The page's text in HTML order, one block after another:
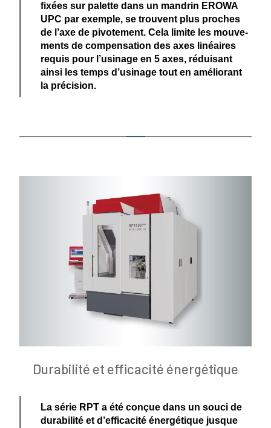
fixées sur palette dans un mandrin EROWA
UPC par exemple, se trouvent plus proches
de l’axe de pivotement. Cela limite les mouve­
ments de compen­sation des axes linéaires
requis pour l ’usinage en 5 axes, réduisant
ainsi les temps d’usinage tout en améliorant
la précision.
Durabilité et efficacité énergétique
La série RPT a été conçue dans un souci de
durabilité et d’efficacité énergé­tique jusque